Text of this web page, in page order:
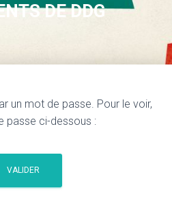
DE DDG
un mot de passe. Pour le voir,
passe ci-dessous :